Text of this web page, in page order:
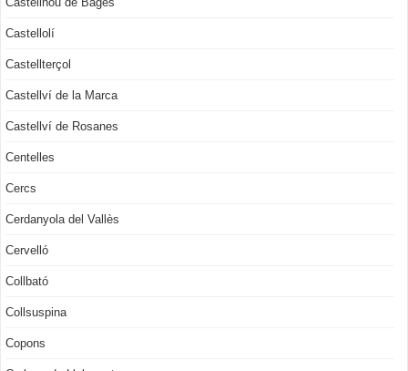
Castellolí
Castellterçol
Castellví de la Marca
Castellví de Rosanes
Centelles
Cercs
Cerdanyola del Vallès
Cervelló
Collbató
Collsuspina
Copons